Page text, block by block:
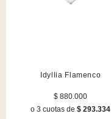
Idyllia Flamenco
$ 880.000
o 3 cuotas de$ 293.334